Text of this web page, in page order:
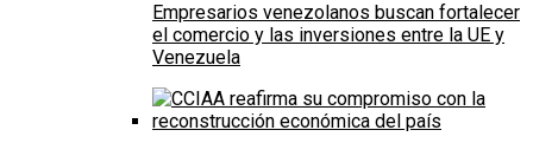
Empresarios venezolanos buscan fortalecer
el comercio y las inversiones entre la UE y
Venezuela